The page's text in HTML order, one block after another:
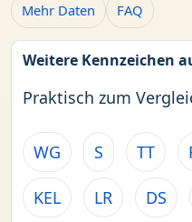
Mehr Daten
FAQ
Weitere Kennzeichen
Praktisch zum
WG S TT
KEL LR DS